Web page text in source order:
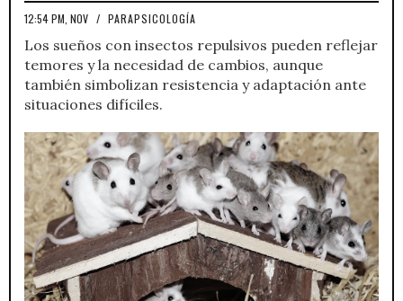
12:54 PM, NOV / PARAPSICOLOGÍA
Los sueños con insectos repulsivos pueden reflejar
temores y la necesidad de cambios, aunque
también simbolizan resistencia y adaptación ante
situaciones difíciles.